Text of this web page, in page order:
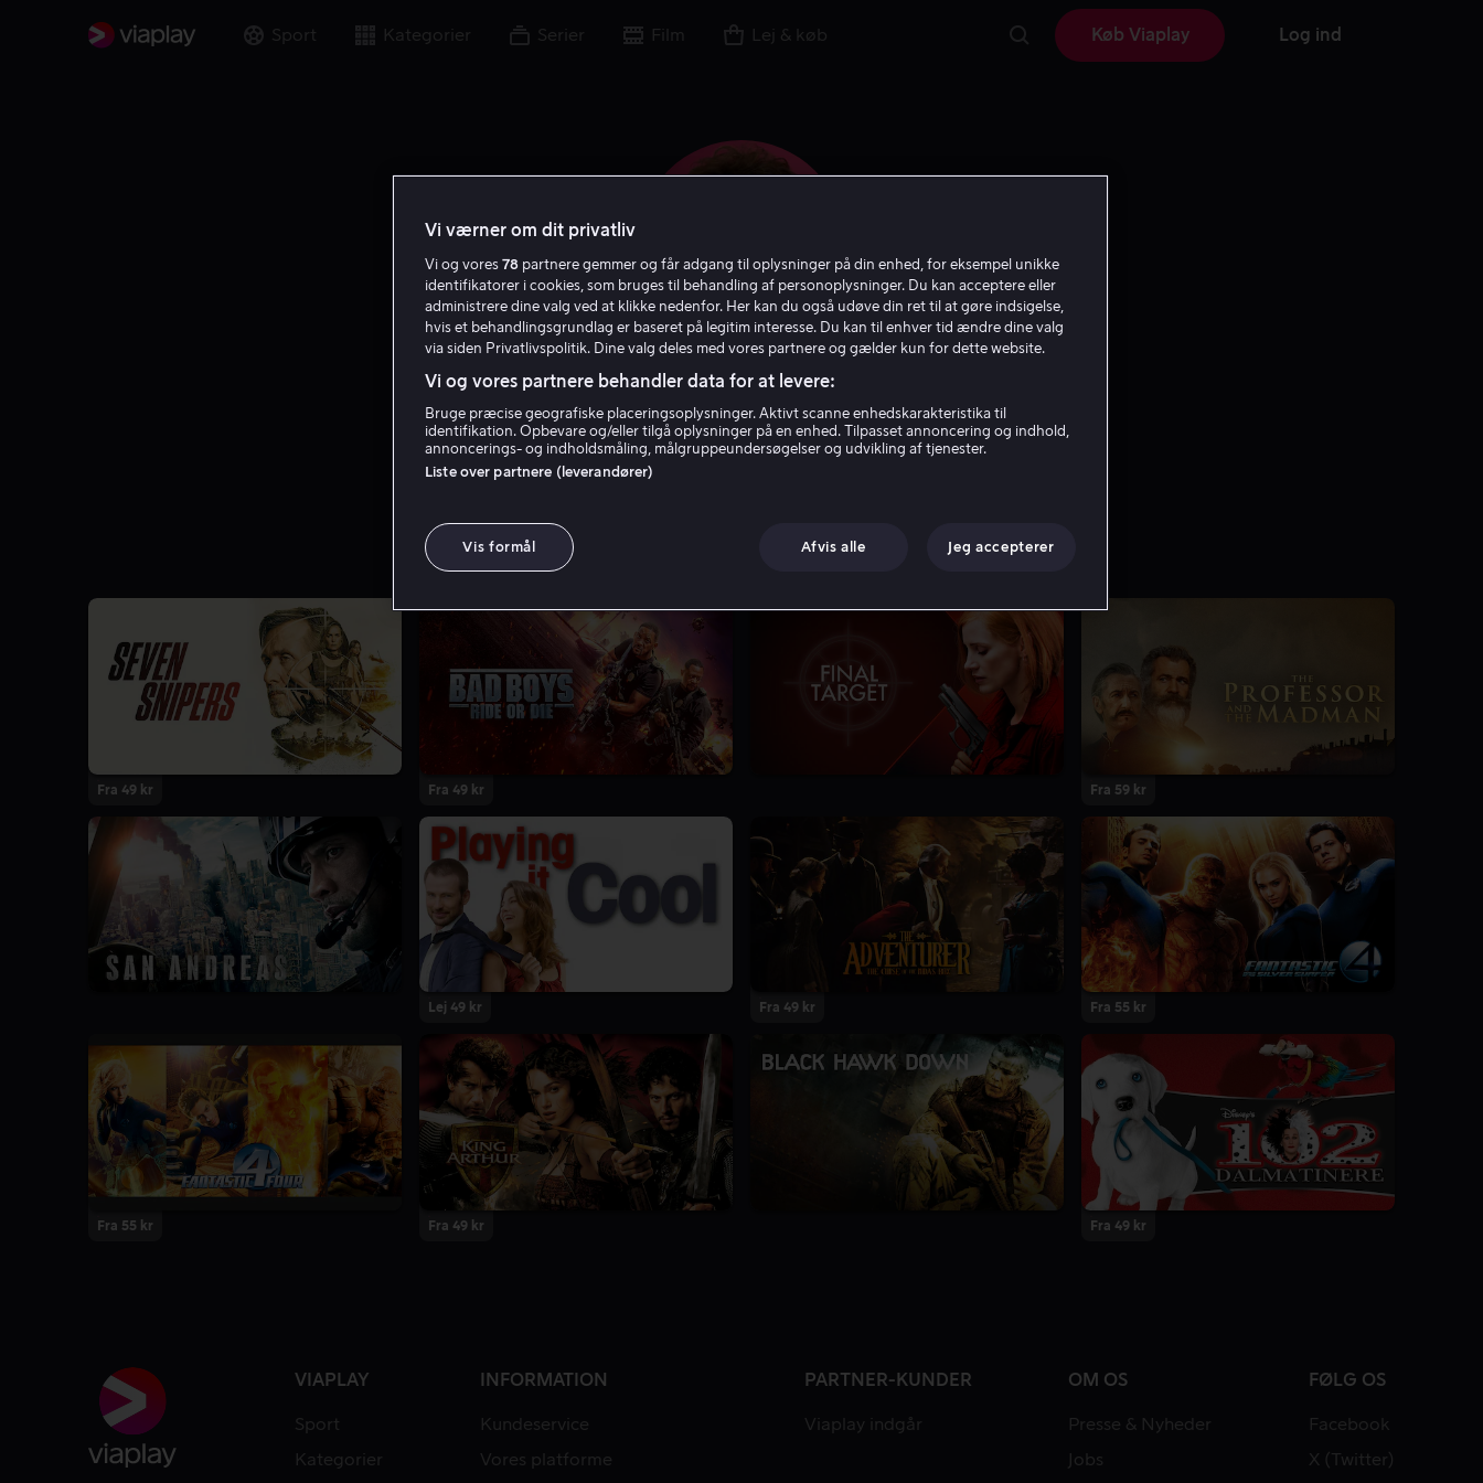
Sport Kategorier Serier Film Lej & køb Køb Viaplay Log ind
Ioan Gruffudd
Skuespiller Gæst
Fra 49 kr Fra 49 kr Fra 59 kr
Lej 49 kr Fra 49 kr Fra 55 kr
Fra 55 kr Fra 49 kr Fra 49 kr
VIAPLAY
Sport
Kategorier
INFORMATION
Kundeservice
Vores platforme
PARTNER-KUNDER
Viaplay indgår
OM OS
Presse & Nyheder
Jobs
FØLG OS
Facebook
X (Twitter)
Vi værner om dit privatliv
Vi og vores 78 partnere gemmer og får adgang til oplysninger på din enhed, for eksempel unikke
identifikatorer i cookies, som bruges til behandling af personoplysninger. Du kan acceptere eller
administrere dine valg ved at klikke nedenfor. Her kan du også udøve din ret til at gøre indsigelse,
hvis et behandlingsgrundlag er baseret på legitim interesse. Du kan til enhver tid ændre dine valg
via siden Privatlivspolitik. Dine valg deles med vores partnere og gælder kun for dette website.
Vi og vores partnere behandler data for at levere:
Bruge præcise geografiske placeringsoplysninger. Aktivt scanne enhedskarakteristika til
identifikation. Opbevare og/eller tilgå oplysninger på en enhed. Tilpasset annoncering og indhold,
annoncerings- og indholdsmåling, målgruppeundersøgelser og udvikling af tjenester.
Liste over partnere (leverandører)
Vis formål Afvis alle Jeg accepterer